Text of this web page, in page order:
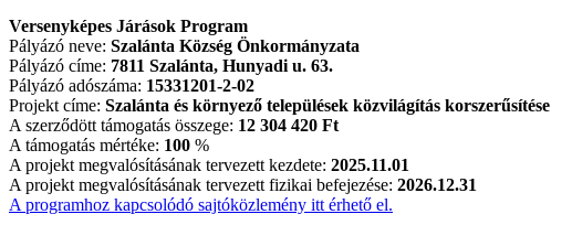
Versenyképes Járások Program
Pályázó neve: Szalánta Község Önkormányzata
Pályázó címe: 7811 Szalánta, Hunyadi u. 63.
Pályázó adószáma: 15331201-2-02
Projekt címe: Szalánta és környező települések közvilágítás korszerűsítése
A szerződött támogatás összege: 12 304 420 Ft
A támogatás mértéke: 100 %
A projekt megvalósításának tervezett kezdete: 2025.11.01
A projekt megvalósításának tervezett fizikai befejezése: 2026.12.31
A programhoz kapcsolódó sajtóközlemény itt érhető el.